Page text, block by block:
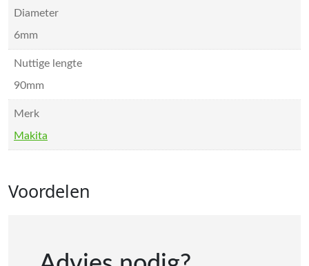
Diameter
6mm
Nuttige lengte
90mm
Merk
Makita
Voordelen